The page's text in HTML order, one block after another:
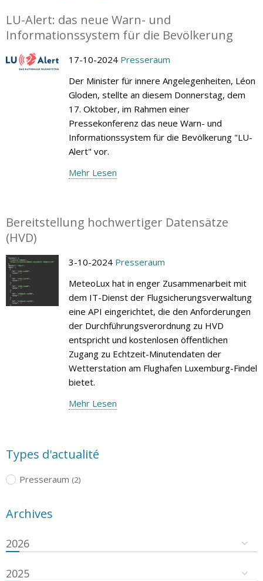
LU-Alert: das neue Warn- und
Informationssystem für die Bevölkerung
17-10-2024 Presseraum
Der Minister für innere Angelegenheiten, Léon
Gloden, stellte an diesem Donnerstag, dem
17. Oktober, im Rahmen einer
Pressekonferenz das neue Warn- und
Informationssystem für die Bevölkerung "LU-
Alert" vor.
Mehr Lesen
Bereitstellung hochwertiger Datensätze
(HVD)
3-10-2024 Presseraum
MeteoLux hat in enger Zusammenarbeit mit
dem IT-Dienst der Flugsicherungsverwaltung
eine API eingerichtet, die den Anforderungen
der Durchführungsverordnung zu HVD
entspricht und kostenlosen öffentlichen
Zugang zu Echtzeit-Minutendaten der
Wetterstation am Flughafen Luxemburg-Findel
bietet.
Mehr Lesen
Types d'actualité
Presseraum (2)
Archives
2026
2025